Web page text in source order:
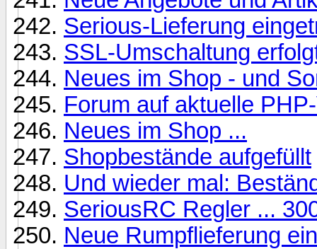
Serious-Lieferung
SSL-Umschaltung
Neues im Shop - und
Forum auf aktuelle
Neues im Shop ...
Shopbestände aufgefüllt
Und wieder mal:
SeriousRC Regler ...
Neue Rumpflieferung